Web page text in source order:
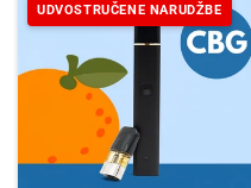
UDVOSTRUČENE NARUDŽBE